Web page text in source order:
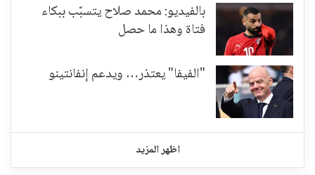
بالفيديو: محمد صلاح يتسبّب ببكاء
فتاة وهذا ما حصل
"الفيفا" يعتذر… ويدعم إنفانتينو
اظهر المزيد